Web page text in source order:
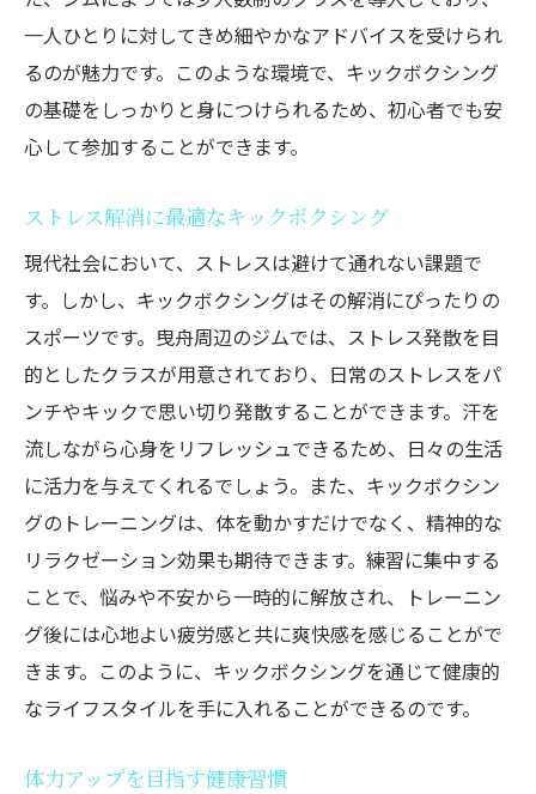
一人ひとりに対してきめ細やかなアドバイスを受けられ
るのが魅力です。このような環境で、キックボクシング
の基礎をしっかりと身につけられるため、初心者でも安
心して参加することができます。
ストレス解消に最適なキックボクシング
現代社会において、ストレスは避けて通れない課題で
す。しかし、キックボクシングはその解消にぴったりの
スポーツです。曳舟周辺のジムでは、ストレス発散を目
的としたクラスが用意されており、日常のストレスをパ
ンチやキックで思い切り発散することができます。汗を
流しながら心身をリフレッシュできるため、日々の生活
に活力を与えてくれるでしょう。また、キックボクシン
グのトレーニングは、体を動かすだけでなく、精神的な
リラクゼーション効果も期待できます。練習に集中する
ことで、悩みや不安から一時的に解放され、トレーニン
グ後には心地よい疲労感と共に爽快感を感じることがで
きます。このように、キックボクシングを通じて健康的
なライフスタイルを手に入れることができるのです。
体力アップを目指す健康習慣